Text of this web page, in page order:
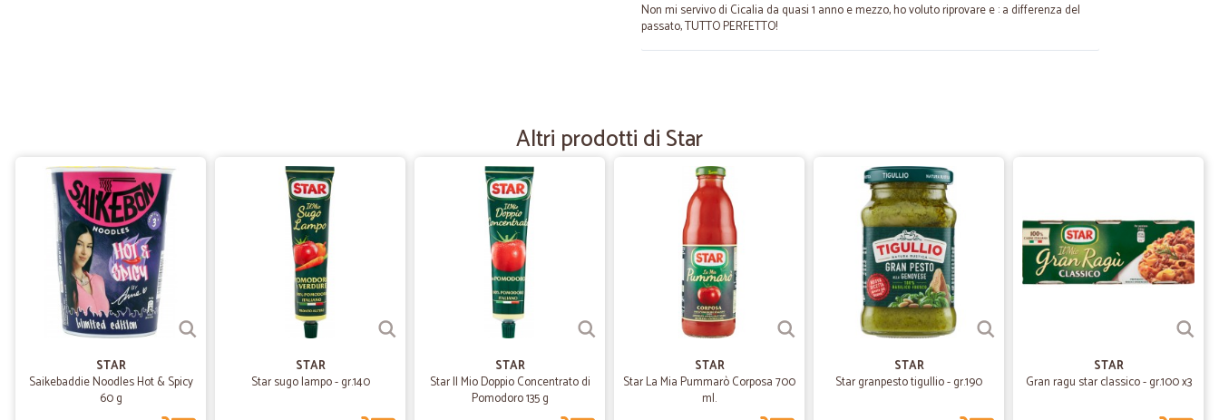
Non mi servivo di Cicalia da quasi 1 anno e mezzo, ho voluto riprovare e : a differenza del
passato, TUTTO PERFETTO!
Consegna velocissima e prezzi ok
Sono soddisfatta bravi
Sono soddisfatta bravi
E’ andato tutto come previston
E’ andato tutto come previston
Altri prodotti di Star
STAR
Saikebaddie Noodles Hot & Spicy
60 g
STAR
Star sugo lampo - gr.140
STAR
Star Il Mio Doppio Concentrato di
Pomodoro 135 g
STAR
Star La Mia Pummarò Corposa 700
ml.
STAR
Star granpesto tigullio - gr.190
STAR
Gran ragu star classico - gr.100 x3